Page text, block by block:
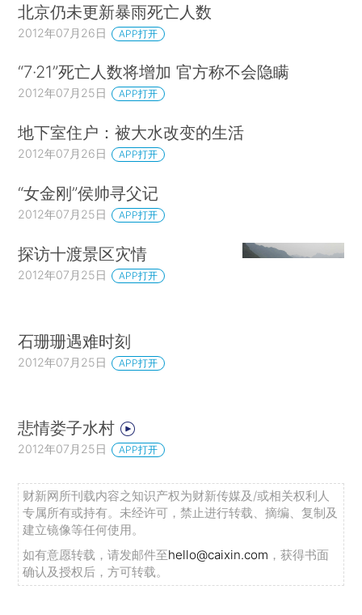
北京仍未更新暴雨死亡人数
2012年07月26日 APP打开
“7·21”死亡人数将增加 官方称不会隐瞒
2012年07月25日 APP打开
地下室住户：被大水改变的生活
2012年07月26日 APP打开
“女金刚”侯帅寻父记
2012年07月25日 APP打开
探访十渡景区灾情
2012年07月25日 APP打开
石珊珊遇难时刻
2012年07月25日 APP打开
悲情娄子水村
2012年07月25日 APP打开
财新网所刊载内容之知识产权为财新传媒及/或相关权利人
专属所有或持有。未经许可，禁止进行转载、摘编、复制及
建立镜像等任何使用。
如有意愿转载，请发邮件至hello@caixin.com ，获得书面
确认及授权后，方可转载。